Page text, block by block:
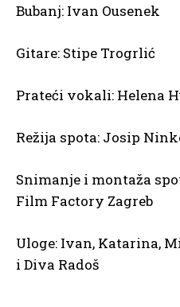
Bubanj: Ivan Ousenek
Gitare: Stipe Trogrlić
Prateći vokali: Helena
Režija spota: Josip
Snimanje i montaža
Film Factory Zagreb
Uloge: Ivan, Katarina,
i Diva Radoš